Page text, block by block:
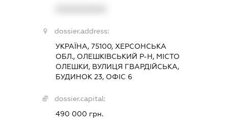
dossier.address:
УКРАЇНА, 75100, ХЕРСОНСЬКА
ОБЛ., ОЛЕШКІВСЬКИЙ Р-Н, МІСТО
ОЛЕШКИ, ВУЛИЦЯ ГВАРДІЙСЬКА,
БУДИНОК 23, ОФІС 6
dossier.capital:
490 000 грн.